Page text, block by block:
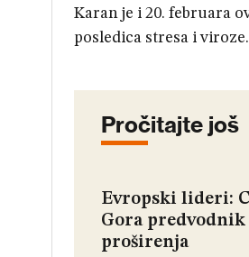
Karan je i 20. februara
posledica stresa i viroze.
Pročitajte još
Evropski lideri:
Gora predvodnik
proširenja